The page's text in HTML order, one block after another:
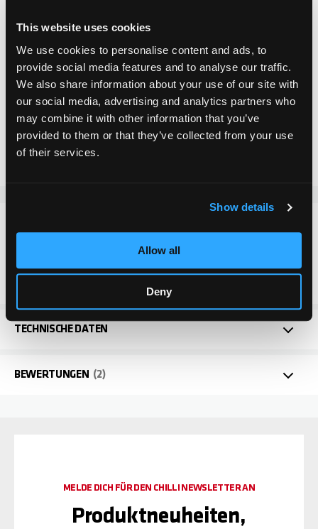
This website uses cookies
We use cookies to personalise content and ads, to
provide social media features and to analyse our traffic.
We also share information about your use of our site with
our social media, advertising and analytics partners who
may combine it with other information that you’ve
provided to them or that they’ve collected from your use
of their services.
Show details
Allow all
Deny
Inkl. MwSt.
In den Warenkorb
Zur Wunschliste hinzufügen
Zur Vergleichsliste hinzufügen
Modelle.
TECHNISCHE DATEN
BEWERTUNGEN 2
MELDE DICH FÜR DEN CHILLI NEWSLETTER AN
Produktneuheiten,